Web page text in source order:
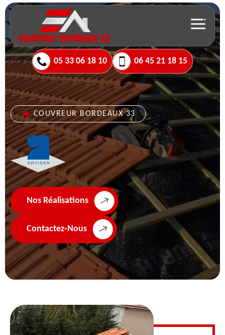
05 33 06 18 10 06 45 21 18 15
COUVREUR BORDEAUX 33
Nos Réalisations
Contactez-Nous